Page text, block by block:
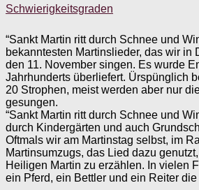
Schwierigkeitsgraden
“Sankt Martin ritt durch Schnee und
bekanntesten Martinslieder, das wir in
den 11. November singen. Es wurde
Jahrhunderts überliefert. Ürspünglich
20 Strophen, meist werden aber nur
gesungen.
“Sankt Martin ritt durch Schnee und
durch Kindergärten und auch
Oftmals wir am Martinstag selbst, im
Martinsumzugs, das Lied dazu
Heiligen Martin zu erzählen. In vielen
ein Pferd, ein Bettler und ein Reiter